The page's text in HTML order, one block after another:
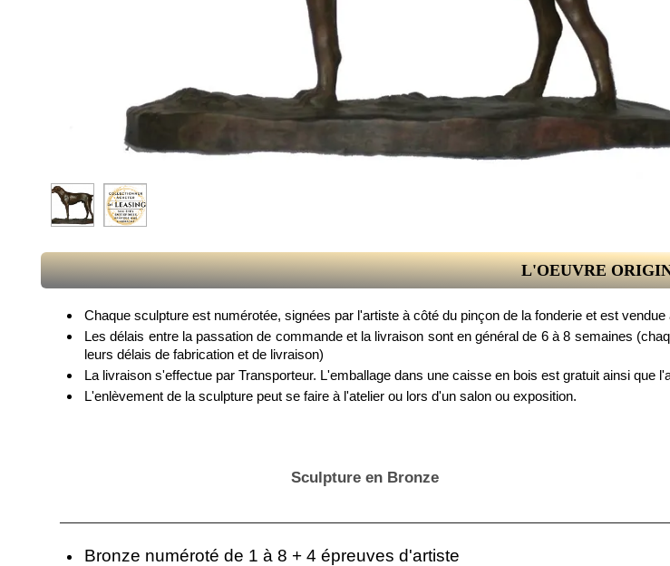
L'OEUVRE
Chaque sculpture est numérotée, signées par l'artiste à côté du pinçon de la fonderie et est
Les délais entre la passation de commande et la livraison sont en général de 6 à 8 semaines
leurs délais de fabrication et de livraison)
La livraison s'effectue par Transporteur. L'emballage dans une caisse en bois est gratuit ainsi que
L'enlèvement de la sculpture peut se faire à l'atelier ou lors d'un salon ou exposition.
Sculpture en Bronze
Bronze numéroté de 1 à 8 + 4 épreuves d'artiste